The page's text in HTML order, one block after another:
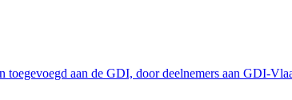
aan de GDI, door deelnemers aan GDI-